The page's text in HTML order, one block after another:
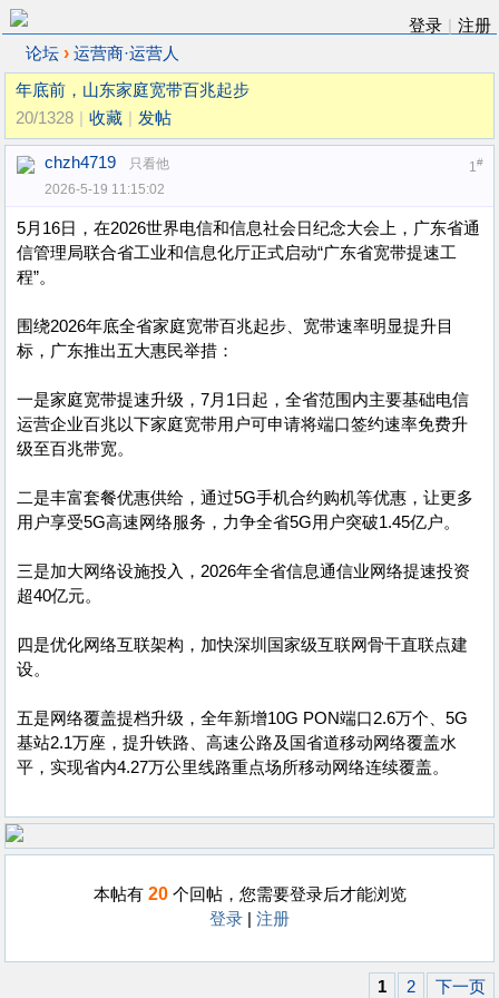
登录
注册
论坛 › 运营商·运营人
年底前，山东家庭宽带百兆起步
20/1328
收藏 发帖
1#
chzh4719
只看他
2026-5-19 11:15:02
5月16日，在2026世界电信和信息社会日纪念大会上，广东省通
信管理局联合省工业和信息化厅正式启动“广东省宽带提速工
程”。
围绕2026年底全省家庭宽带百兆起步、宽带速率明显提升目
标，广东推出五大惠民举措：
一是家庭宽带提速升级，7月1日起，全省范围内主要基础电信
运营企业百兆以下家庭宽带用户可申请将端口签约速率免费升
级至百兆带宽。
二是丰富套餐优惠供给，通过5G手机合约购机等优惠，让更多
用户享受5G高速网络服务，力争全省5G用户突破1.45亿户。
三是加大网络设施投入，2026年全省信息通信业网络提速投资
超40亿元。
四是优化网络互联架构，加快深圳国家级互联网骨干直联点建
设。
五是网络覆盖提档升级，全年新增10G PON端口2.6万个、5G
基站2.1万座，提升铁路、高速公路及国省道移动网络覆盖水
平，实现省内4.27万公里线路重点场所移动网络连续覆盖。
本帖有 20个回帖，您需要登录后才能浏览
登录
注册
1 2 下一页